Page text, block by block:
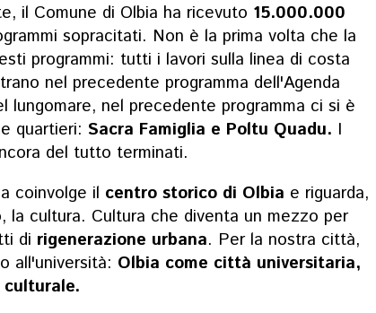
il Comune di Olbia ha ricevuto 15.000.000
sopracitati. Non è la prima volta che la
programmi: tutti i lavori sulla linea di costa
nel precedente programma dell'Agenda
lungomare, nel precedente programma ci si è
quartieri: Sacra Famiglia e Poltu Quadu. I
del tutto terminati.
coinvolge il centro storico di Olbia e riguarda,
la cultura. Cultura che diventa un mezzo per
di rigenerazione urbana. Per la nostra città,
all'università: Olbia come città universitaria,